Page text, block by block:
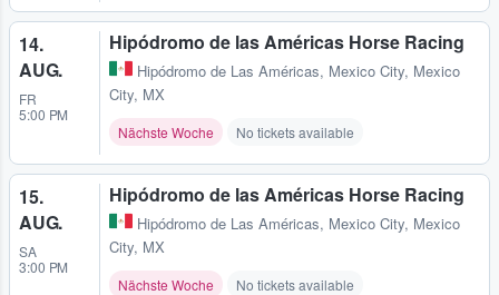
14.
AUG.
FR
5:00 PM
Hipódromo de las Américas Horse Racing
Hipódromo de Las Américas, Mexico City, Mexico
City, MX
Nächste Woche No tickets available
15.
AUG.
SA
3:00 PM
Hipódromo de las Américas Horse Racing
Hipódromo de Las Américas, Mexico City, Mexico
City, MX
Nächste Woche No tickets available